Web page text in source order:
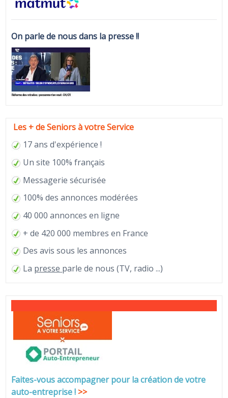
On parle de nous dans la presse !!
Les + de Seniors à votre Service
17 ans d'expérience !
Un site 100% français
Messagerie sécurisée
100% des annonces modérées
40 000 annonces en ligne
+ de 420 000 membres en France
Des avis sous les annonces
La presse parle de nous (TV, radio ...)
Faites-vous accompagner pour la création de votre
auto-entreprise! >>